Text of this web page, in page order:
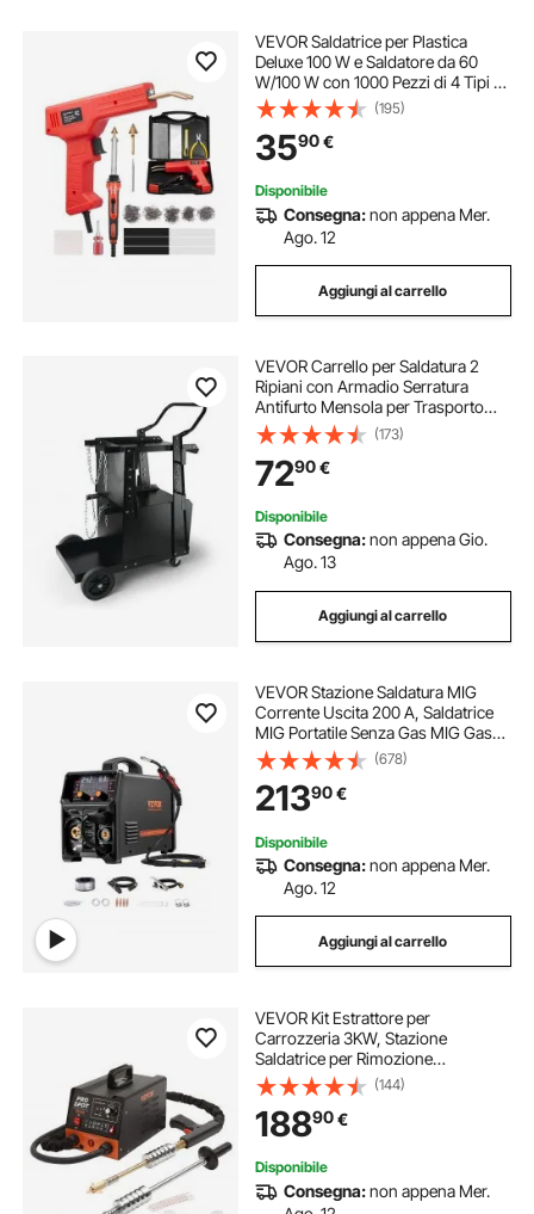
VEVOR Saldatrice per Plastica
Deluxe 100 W e Saldatore da 60
W/100 W con 1000 Pezzi di 4 Tipi di
Punti Caldi, Kit per Saldatura a Punti
Metallici Caldi e 60 Aste per Paraurti
Auto Kayak, Giocattoli
(195)
3590€
Disponibile
Consegna:non appena Mer.
Ago. 12
Aggiungi al carrello
VEVOR Carrello per Saldatura 2
Ripiani con Armadio Serratura
Antifurto Mensola per Trasporto
Saldatrice con Ruote Carico
Massimo 80-120 kg Carrello Ideale
per Attrezzatura di Saldatura MIG
TIG ARC MMA
(173)
7290€
Disponibile
Consegna:non appena Gio.
Ago. 13
Aggiungi al carrello
VEVOR Stazione Saldatura MIG
Corrente Uscita 200 A, Saldatrice
MIG Portatile Senza Gas MIG Gas
MMA Lift TIG MIG PLUSE 5 in 1 IGBT
Tecnologia Inverter Schermo LCD,
Torcia Lift TIG Non Inclusa
(678)
21390€
Disponibile
Consegna:non appena Mer.
Ago. 12
Aggiungi al carrello
VEVOR Kit Estrattore per
Carrozzeria 3KW, Stazione
Saldatrice per Rimozione
Ammaccature a Punti 6 Modalità di
Saldatura, Kit di Strumento per
Riparazione Ammaccature
Carrozzeria per Auto Camion Moto
(144)
18890€
Disponibile
Consegna:non appena Mer.